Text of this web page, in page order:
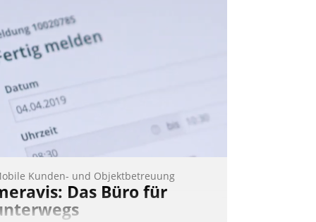
Kunden- und Objektbetreuung
Das Büro für